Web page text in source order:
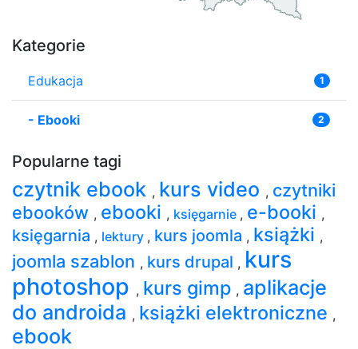
Kategorie
Edukacja 1
- Ebooki 2
Popularne tagi
czytnik ebook , kurs video , czytniki
ebooków , ebooki , księgarnie , e-booki ,
księgarnia , lektury , kurs joomla , książki ,
joomla szablon , kurs drupal , kurs
photoshop , kurs gimp , aplikacje
do androida , książki elektroniczne ,
ebook